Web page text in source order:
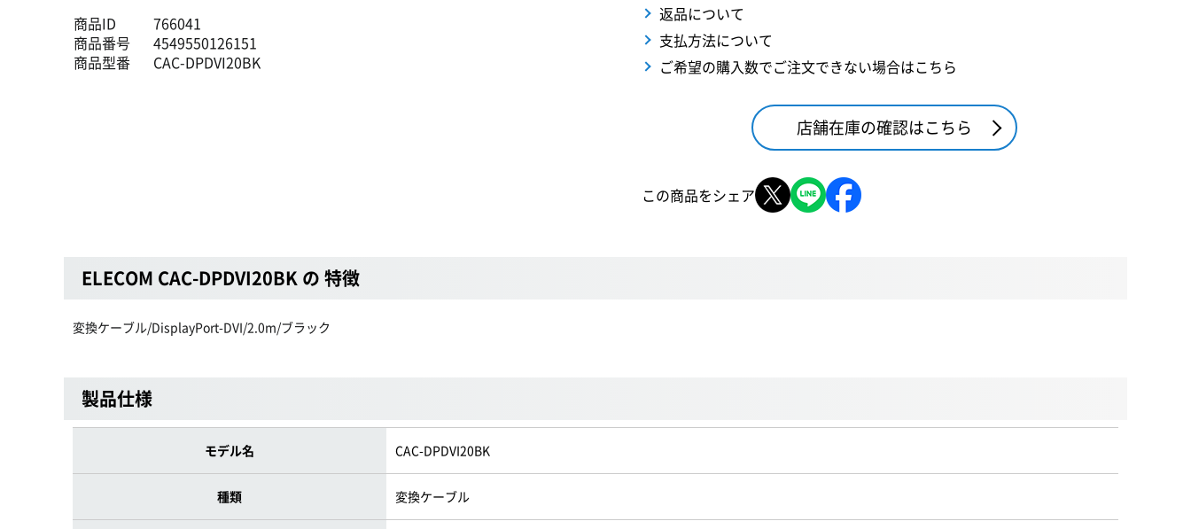
商品ID
766041
商品番号
4549550126151
商品型番
CAC-DPDVI20BK
返品について
支払方法について
ご希望の購入数でご注文できない場合はこちら
店舗在庫の確認はこちら
この商品をシェア
ELECOM CAC-DPDVI20BK の 特徴
変換ケーブル/DisplayPort-DVI/2.0m/ブラック
製品仕様
モデル名 CAC-DPDVI20BK
種類 変換ケーブル